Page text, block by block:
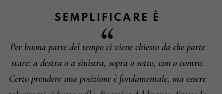
Informazioni su cambi e resi
SEMPLIFICARE È
Per buona parte del tempo ci viene chiesto da che parte
stare: a destra o a sinistra, sopra o sotto, con o contro.
Certo prendere una posizione è fondamentale, ma essere